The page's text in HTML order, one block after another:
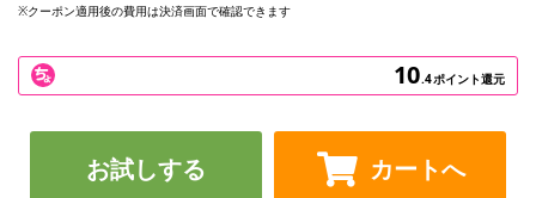
※クーポン適用後の費用は決済画面で確認できます
10.4ポイント還元
お試しする カートへ